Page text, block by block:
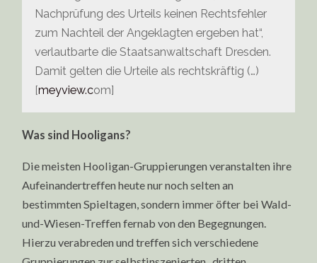
Nachprüfung des Urteils keinen Rechtsfehler
zum Nachteil der Angeklagten ergeben hat“,
verlautbarte die Staatsanwaltschaft Dresden.
Damit gelten die Urteile als rechtskräftig (…)
[meyview.com]
Was sind Hooligans?
Die meisten Hooligan-Gruppierungen veranstalten ihre
Aufeinandertreffen heute nur noch selten an
bestimmten Spieltagen, sondern immer öfter bei Wald-
und-Wiesen-Treffen fernab von den Begegnungen.
Hierzu verabreden und treffen sich verschiedene